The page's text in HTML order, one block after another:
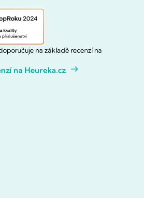
na základě recenzí na
na Heureka.cz